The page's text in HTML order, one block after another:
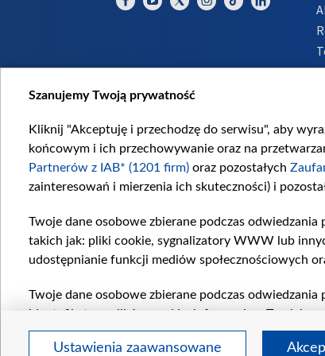
Szanujemy Twoją prywatność
Kliknij "Akceptuję i przechodzę do serwisu", aby
końcowym i ich przechowywanie oraz na
Partnerów z IAB* (1201 firm) oraz pozostałych
zainteresowań i mierzenia ich skuteczności) i
Twoje dane osobowe zbierane podczas odwiedzania
takich jak: pliki cookie, sygnalizatory WWW lub
udostępnianie funkcji mediów społecznościowych
Twoje dane osobowe zbierane podczas odwiedzania
identyfikatory plików cookie, informacje o Twoich
pozostałychZaufanych Partnerów TVP
dla
wyboru spersonalizowanych reklam, tworzenia
Ustawienia zaawansowane